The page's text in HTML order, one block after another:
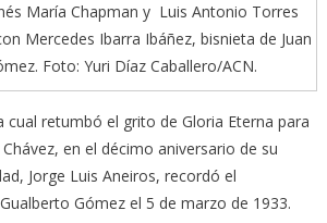
María Chapman y Luis Antonio Torres
Mercedes Ibarra Ibáñez, bisnieta de Juan
Foto: Yuri Díaz Caballero/ACN.
cual retumbó el grito de Gloria Eterna para
en el décimo aniversario de su
Jorge Luis Aneiros, recordó el
Gómez el 5 de marzo de 1933.